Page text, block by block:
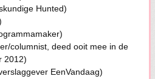
Hunted)
columnist, deed ooit mee in de
2012)
EenVandaag)